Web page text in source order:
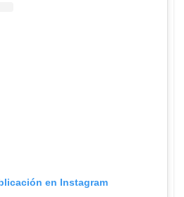
en Instagram